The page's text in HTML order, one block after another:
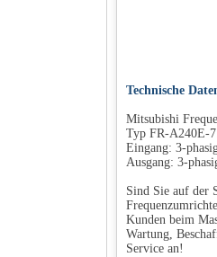
Technische
Mitsubishi
Typ FR-A240E-
Eingang: 3-
Ausgang: 3-
Sind Sie auf der
Kunden beim
Wartung,
Service an!